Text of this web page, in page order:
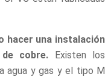
hacer una instalación
cobre.
Existen los
agua y gas y el tipo M